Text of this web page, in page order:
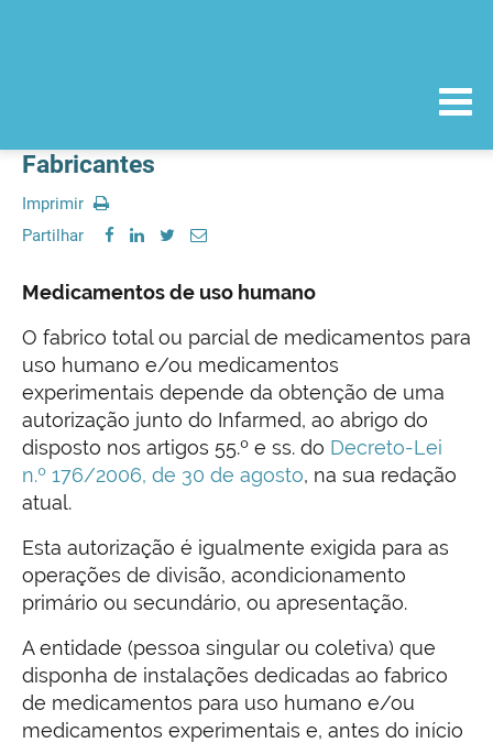
Fabricantes
Imprimir
Partilhar
Medicamentos de uso humano
O fabrico total ou parcial de medicamentos para
uso humano e/ou medicamentos
experimentais depende da obtenção de uma
autorização junto do Infarmed, ao abrigo do
disposto nos artigos 55.º e ss. do Decreto-Lei
n.º 176/2006, de 30 de agosto, na sua redação
atual.
Esta autorização é igualmente exigida para as
operações de divisão, acondicionamento
primário ou secundário, ou apresentação.
A entidade (pessoa singular ou coletiva) que
disponha de instalações dedicadas ao fabrico
de medicamentos para uso humano e/ou
medicamentos experimentais e, antes do início